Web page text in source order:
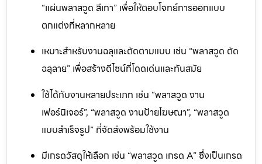
“แผ่นพลาสวูด สีเทา” เพื่อให้ตอบโจทย์การออกแบบ
ตกแต่งที่หลากหลาย
เหมาะสำหรับงานฉลุและตัดตามแบบ เช่น “พลาสวูด ตัด
ฉลุลาย” เพื่อสร้างดีไซน์ที่โดดเด่นและทันสมัย
ใช้ได้กับงานหลายประเภท เช่น “พลาสวูด งาน
เฟอร์นิเจอร์”, “พลาสวูด งานป้ายโฆษณา”, “พลาสวูด
แบบสำเร็จรูป” ที่จัดส่งพร้อมใช้งาน
มีเกรดวัสดุให้เลือก เช่น “พลาสวูด เกรด A” ซึ่งเป็นเกรด